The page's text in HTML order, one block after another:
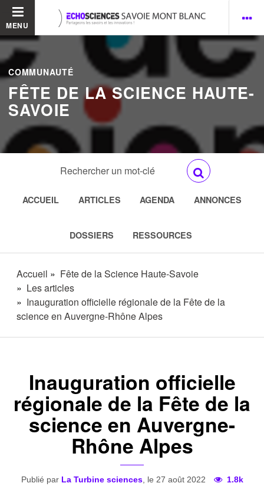
MENU
COMMUNAUTÉ
FÊTE DE LA SCIENCE HAUTE-
SAVOIE
ACCUEIL ARTICLES AGENDA ANNONCES
DOSSIERS RESSOURCES
Accueil
Fête de la Science Haute-Savoie
Les articles
Inauguration officielle régionale de la Fête de la
science en Auvergne-Rhône Alpes
Inauguration officielle
régionale de la Fête de la
science en Auvergne-
Rhône Alpes
Publié par La Turbine sciences, le 27 août 2022 1.8k